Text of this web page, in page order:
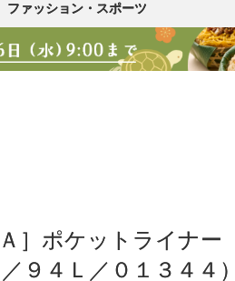
ファッション・スポーツ
］ポケットライナー
９４Ｌ／０１３４４）